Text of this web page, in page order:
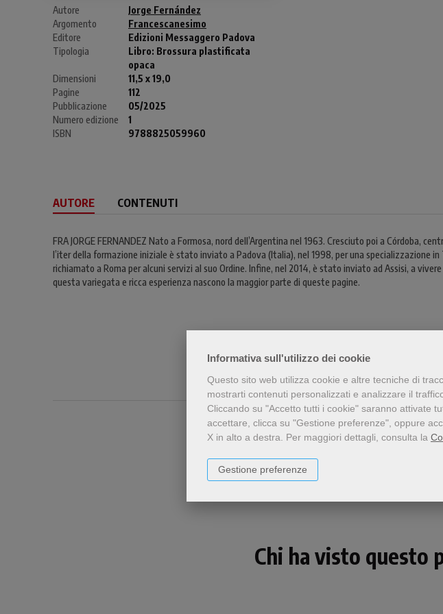
Informativa sull'utilizzo dei cookie
Questo sito web utilizza cookie e altre tecniche di
mostrarti contenuti personalizzati e analizzare il
Cliccando su "Accetto tutti i cookie" saranno attivate
accettare, clicca su "Gestione preferenze", oppure
X in alto a destra. Per maggiori dettagli, consulta la
Gestione preferenze
Autore
Jorge Fernández
Argomento
Francescanesimo
Editore
Edizioni Messaggero Padova
Tipologia
Libro: Brossura plastificata
opaca
Dimensioni
11,5 x 19,0
Pagine
112
Pubblicazione
05/2025
Numero edizione
1
ISBN
9788825059960
AUTORE CONTENUTI
FRA JORGE FERNANDEZ Nato a Formosa, nord dell’Argentina nel 1963. Cresciuto poi a
l’iter della formazione iniziale è stato inviato a Padova (Italia), nel 1998, per una specializzazione
richiamato a Roma per alcuni servizi al suo Ordine. Infine, nel 2014, è stato inviato ad Assisi, a
questa variegata e ricca esperienza nascono la maggior parte di queste pagine.
Chi ha visto questo